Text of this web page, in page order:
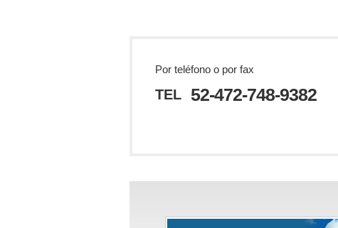
Por teléfono o por fax
TEL 52-472-748-9382